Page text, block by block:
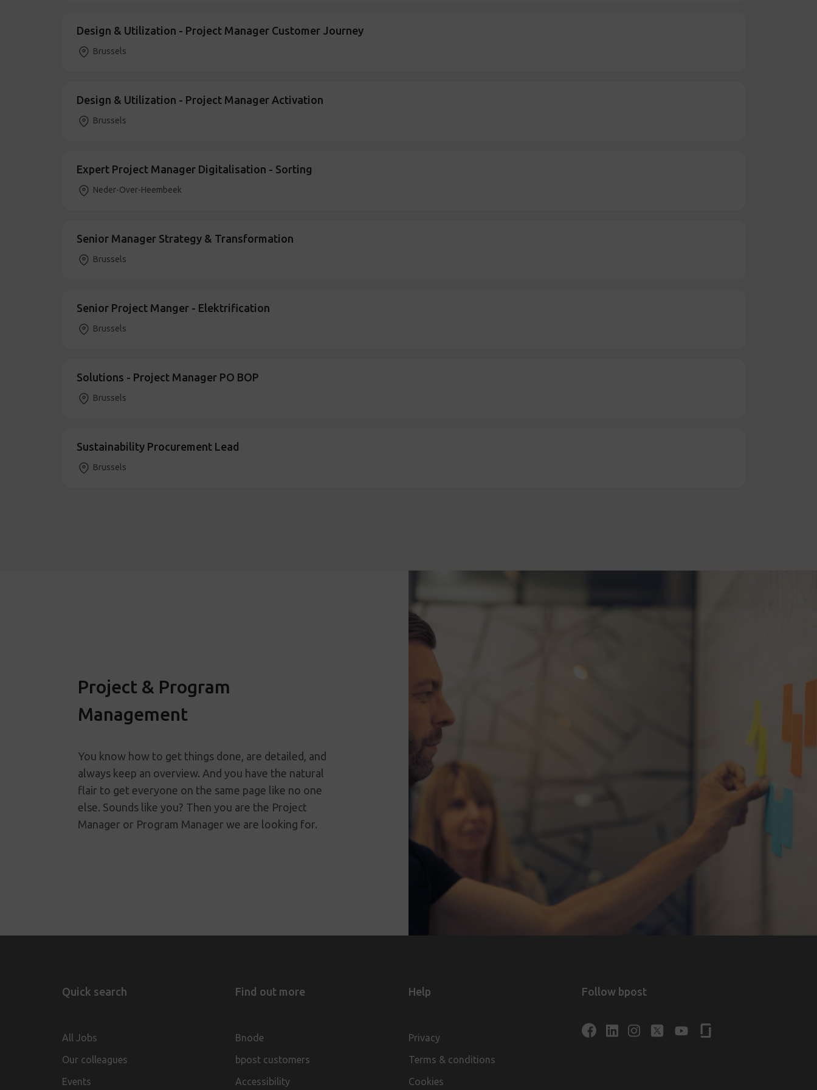
Design & Utilization - Project Manager Customer Journey
Brussels
Design & Utilization - Project Manager Activation
Brussels
Expert Project Manager Digitalisation - Sorting
Neder-Over-Heembeek
Senior Manager Strategy & Transformation
Brussels
Senior Project Manger - Elektrification
Brussels
Solutions - Project Manager PO BOP
Brussels
Sustainability Procurement Lead
Brussels
Project & Program
Management
You know how to get things done, are detailed, and
always keep an overview. And you have the natural
flair to get everyone on the same page like no one
else. Sounds like you? Then you are the Project
Manager or Program Manager we are looking for.
Quick search
All Jobs
Our colleagues
Events
Find out more
Bnode
bpost customers
Accessibility
Help
Privacy
Terms & conditions
Cookies
Follow bpost